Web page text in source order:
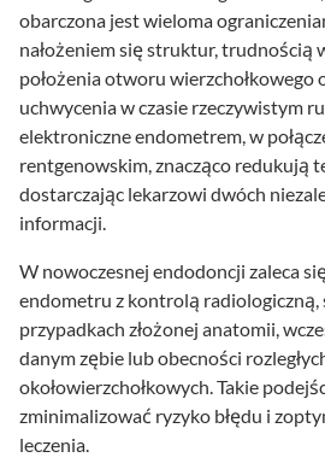
obarczona jest wieloma
nałożeniem się struktur, trudnością
położenia otworu wierzchołkowego
uchwycenia w czasie rzeczywistym
elektroniczne endometrem, w
rentgenowskim, znacząco redukują
dostarczając lekarzowi dwóch
informacji.
W nowoczesnej endodoncji zaleca
endometru z kontrolą radiologiczną,
przypadkach złożonej anatomii,
danym zębie lub obecności
okołowierzchołkowych. Takie
zminimalizować ryzyko błędu i
leczenia.